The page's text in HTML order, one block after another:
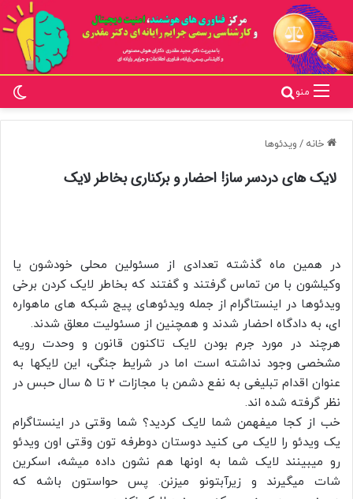
منو
خانه / ویدئوها
لایک های دردسر ساز! احضار و برکناری بخاطر لایک
در همین ماه گذشته تعدادی از مسئولین محلی خودشون یا
وکیلشون با من تماس گرفتند و گفتند که بخاطر لایک کردن برخی
ویدئوها در اینستاگرام از جمله ویدئوهای پیج شبکه های ماهواره
ای، به دادگاه احضار شدند و همچنین از مسئولیت معلق شدند.
هرچند در مورد جرم بودن لایک تاکنون قانون و وحدت رویه
مشخصی وجود نداشته است اما در شرایط جنگی، این لایکها به
عنوان اقدام تبلیغی به نفع دشمن با مجازات 2 تا 5 سال حبس در
نظر گرفته شده اند.
خب از کجا میفهمن شما لایک کردید؟ شما وقتی در اینستاگرام
یک ویدئو را لایک می کنید دوستان دوطرفه تون وقتی اون ویدئو
رو میبینند لایک شما به اونها هم نشون داده میشه، اسکرین
شات میگیرند و زیرآبتونو میزنن. پس حواستون باشه که